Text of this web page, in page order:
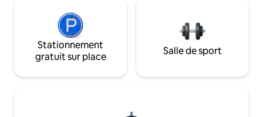
Stationnement
gratuit sur place
Salle de sport